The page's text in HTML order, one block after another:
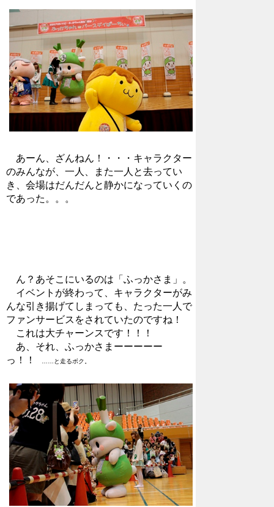
あーん、ざんねん！・・・キャラクター
のみんなが、一人、また一人と去ってい
き、会場はだんだんと静かになっていくの
であった。。。
ん？あそこにいるのは「ふっかさま」。
イベントが終わって、キャラクターがみ
んな引き揚げてしまっても、たった一人で
ファンサービスをされていたのですね！
これは大チャーンスです！！！
あ、それ、ふっかさまーーーーー
っ！！
……と走るボク。